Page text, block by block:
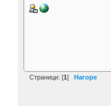
Страници: [1] Нагоре